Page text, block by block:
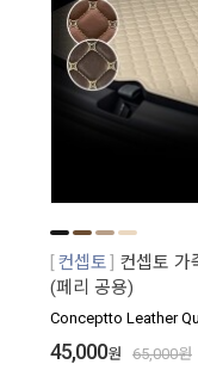
컨셉토
컨셉토 가
(페리 공용)
Conceptto Leather
45,000원 65,000원